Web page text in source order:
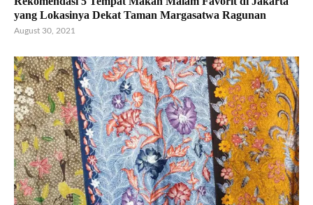
yang Lokasinya Dekat Taman Margasatwa Ragunan
August 30, 2021